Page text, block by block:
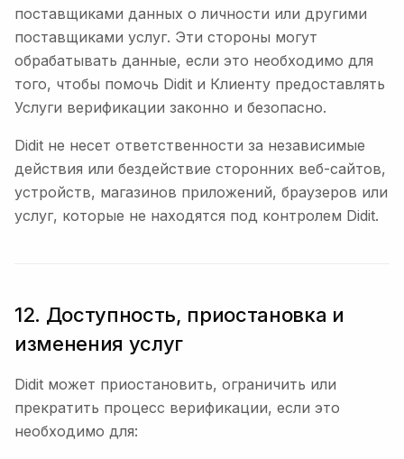
поставщиками данных о личности или другими
поставщиками услуг. Эти стороны могут
обрабатывать данные, если это необходимо для
того, чтобы помочь Didit и Клиенту предоставлять
Услуги верификации законно и безопасно.
Didit не несет ответственности за независимые
действия или бездействие сторонних веб-сайтов,
устройств, магазинов приложений, браузеров или
услуг, которые не находятся под контролем Didit.
12. Доступность, приостановка и
изменения услуг
Didit может приостановить, ограничить или
прекратить процесс верификации, если это
необходимо для: